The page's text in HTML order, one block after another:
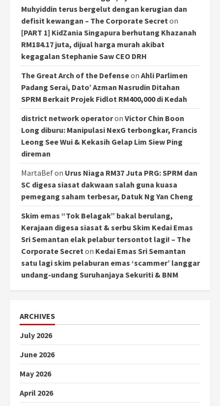
Muhyiddin terus bergelut dengan kerugian dan
defisit kewangan – The Corporate Secret on
[PART 1] KidZania Singapura berhutang Khazanah
RM184.17 juta, dijual harga murah akibat
kegagalan Stephanie Saw CEO DRH
The Great Arch of the Defenseon Ahli Parlimen
Padang Serai, Dato’ Azman Nasrudin Ditahan
SPRM Berkait Projek Fidlot RM400,000 di Kedah
district network operatoron Victor Chin Boon
Long diburu: Manipulasi NexG terbongkar, Francis
Leong See Wui & Kekasih Gelap Lim Siew Ping
direman
MartaBefon Urus Niaga RM37 Juta PRG: SPRM dan
SC digesa siasat dakwaan salah guna kuasa
pemegang saham terbesar, Datuk Ng Yan Cheng
Skim emas “Tok Belagak” bakal berulang,
Kerajaan digesa siasat & serbu Skim Kedai Emas
Sri Semantan elak pelabur tersontot lagi! – The
Corporate Secret on Kedai Emas Sri Semantan
satu lagi skim pelaburan emas ‘scammer’ langgar
undang-undang Suruhanjaya Sekuriti & BNM
ARCHIVES
July 2026
June 2026
May 2026
April 2026